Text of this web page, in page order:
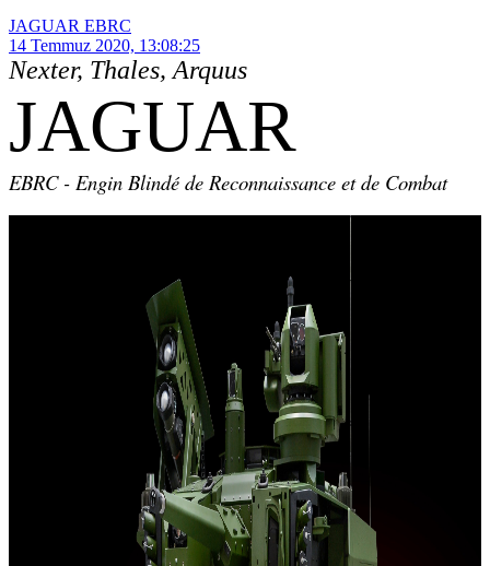
JAGUAR EBRC
14 Temmuz 2020, 13:08:25
Nexter, Thales, Arquus
JAGUAR
EBRC - Engin Blindé de Reconnaissance et de Combat